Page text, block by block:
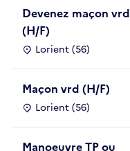
Devenez maçon vrd
(H/F)
Lorient (56)
Maçon vrd (H/F)
Lorient (56)
Manoeuvre TP ou